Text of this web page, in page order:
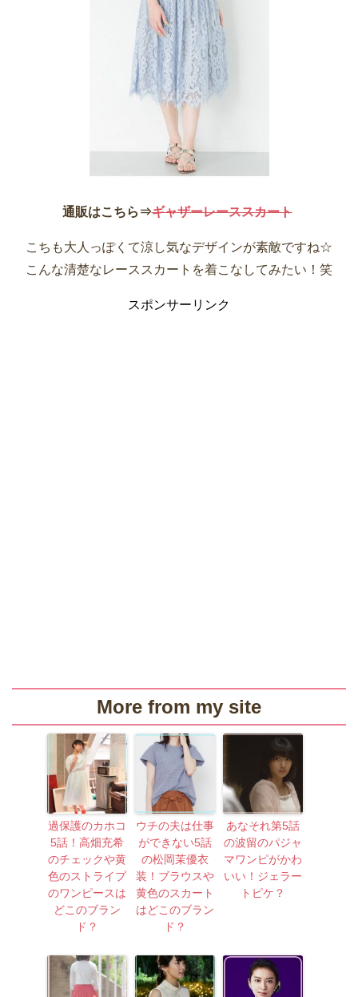
通販はこちら⇒ギャザーレーススカート
こちも大人っぽくて涼し気なデザインが素敵ですね☆
こんな清楚なレーススカートを着こなしてみたい！笑
スポンサーリンク
More from my site
過保護のカホコ
5話！高畑充希
のチェックや黄
色のストライプ
のワンピースは
どこのブラン
ド？
ウチの夫は仕事
ができない5話
の松岡茉優衣
装！ブラウスや
黄色のスカート
はどこのブラン
ド？
あなそれ第5話
の波留のパジャ
マワンピがかわ
いい！ジェラー
トピケ？